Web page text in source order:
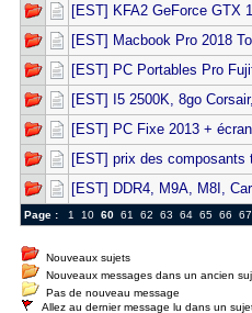
[EST] KFA2 GeForce GTX
[EST] Macbook Pro 2018
[EST] PC Portables Pro
[EST] I5 2500K, 8go
[EST] PC Fixe 2013 +
[EST] prix des composants
[EST] DDR4, M9A, M8I,
Page : 1 10 60 61 62 63 64 65 66 67
Nouveaux sujets
Nouveaux messages dans un ancien
Pas de nouveau message
Allez au dernier message lu dans un